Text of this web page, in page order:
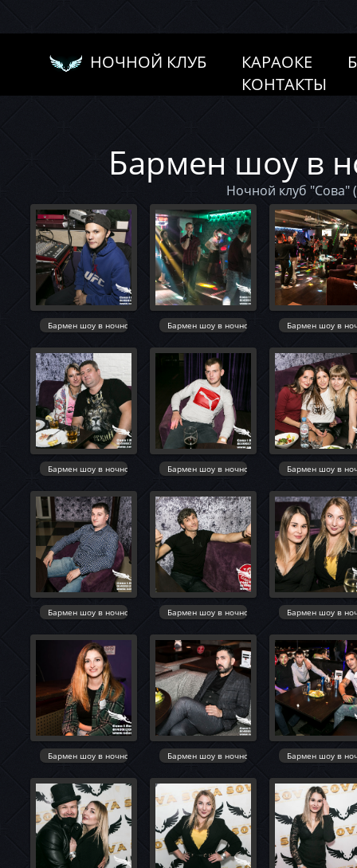
НОЧНОЙ КЛУБ КАРАОКЕ
КОНТАКТЫ
Бармен шоу в
Ночной клуб "Сова"